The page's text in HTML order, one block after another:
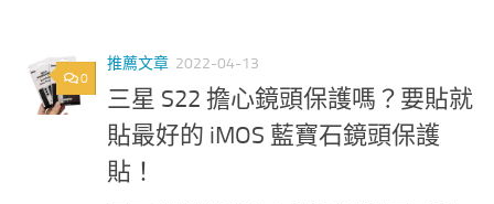
0
推薦文章 2022-04-13
三星 S22 擔心鏡頭保護嗎？要貼就
貼最好的 iMOS 藍寶石鏡頭保護
貼！